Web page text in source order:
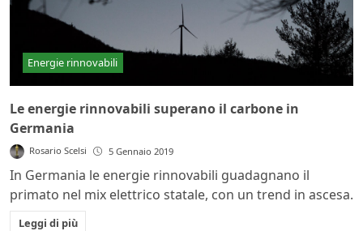
Energie rinnovabili
Le energie rinnovabili superano il carbone in
Germania
Rosario Scelsi 5 Gennaio 2019
In Germania le energie rinnovabili guadagnano il
primato nel mix elettrico statale, con un trend in ascesa.
Leggi di più